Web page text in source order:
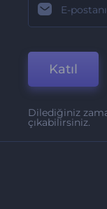
Katıl
Dilediğiniz
çıkabilirsiniz.